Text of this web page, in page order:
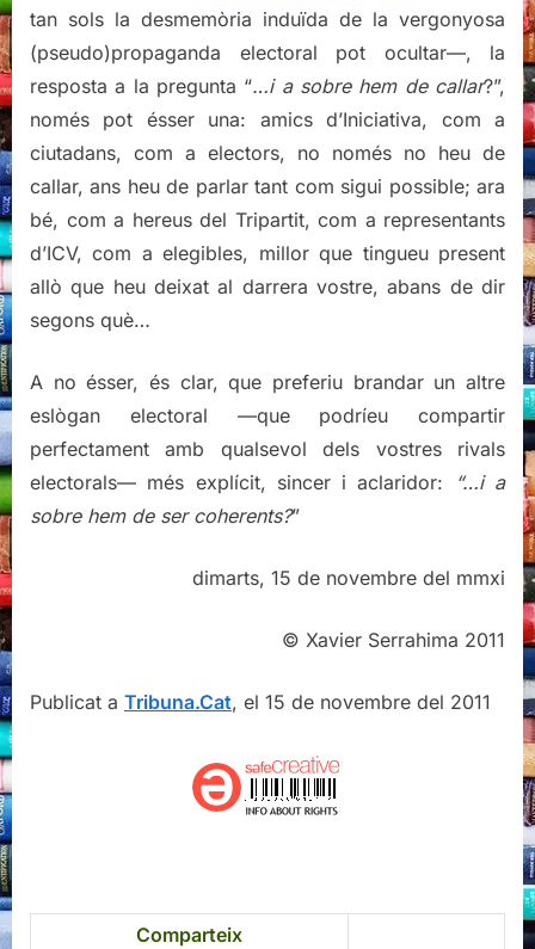
tan sols la desmemòria induïda de la vergonyosa
(pseudo)propaganda electoral pot ocultar—, la
resposta a la pregunta “…i a sobre hem de callar?”,
només pot ésser una: amics d’Iniciativa, com a
ciutadans, com a electors, no només no heu de
callar, ans heu de parlar tant com sigui possible; ara
bé, com a hereus del Tripartit, com a representants
d’ICV, com a elegibles, millor que tingueu present
allò que heu deixat al darrera vostre, abans de dir
segons què…
A no ésser, és clar, que preferiu brandar un altre
eslògan electoral —que podríeu compartir
perfectament amb qualsevol dels vostres rivals
electorals— més explícit, sincer i aclaridor:
“…i a
sobre hem de ser coherents?”
dimarts, 15 de novembre del mmxi
© Xavier Serrahima 2011
Publicat a Tribuna.Cat, el 15 de novembre del 2011
Comparteix